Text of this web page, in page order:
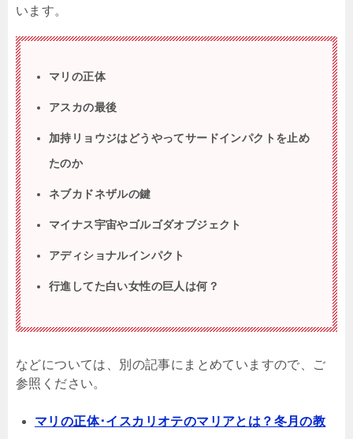
います。
マリの正体
アスカの最後
加持リョウジはどうやってサードインパクトを止め
たのか
ネブカドネザルの鍵
マイナス宇宙やゴルゴダオブジェクト
アディショナルインパクト
行進してた白い女性の巨人は何？
などについては、別の記事にまとめていますので、ご
参照ください。
マリの正体･イスカリオテのマリアとは？冬月の教